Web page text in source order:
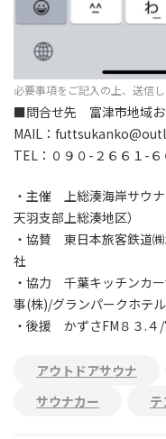
必要事項をご記入の上、送信し
■問合せ先 富津市地域
MAIL：
TEL：０９０-２６６１-６
・主催 上総湊海岸サウ
天羽支部上総湊地区）
・協賛 東日本旅客鉄道
社
・協力 千葉キッチンカ
事(株)/グランパークホテ
・後援 かずさFM８３.４
アウトドアサウナ
サウナカー